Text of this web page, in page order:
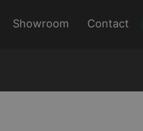
Showroom Contact